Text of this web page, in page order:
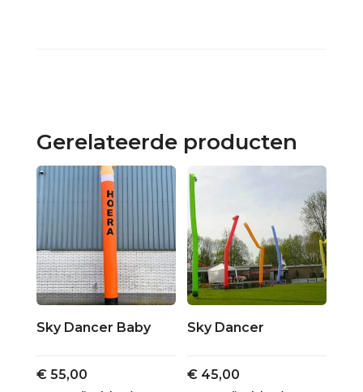
Gerelateerde producten
Sky Dancer Baby
€55,00
Sky Dancer
€ 45,00